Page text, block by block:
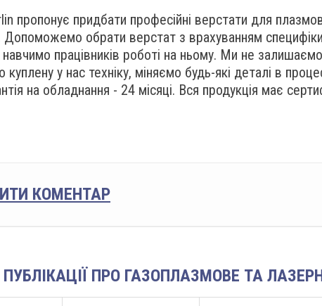
пропонує придбати професійні верстати для
Допоможемо обрати верстат з врахуванням
працівників роботі на ньому. Ми не
у нас техніку, міняємо будь-які деталі в
на обладнання - 24 місяці. Вся продукція має
КОМЕНТАР
ПУБЛІКАЦІЇ ПРО ГАЗОПЛАЗМОВЕ ТА